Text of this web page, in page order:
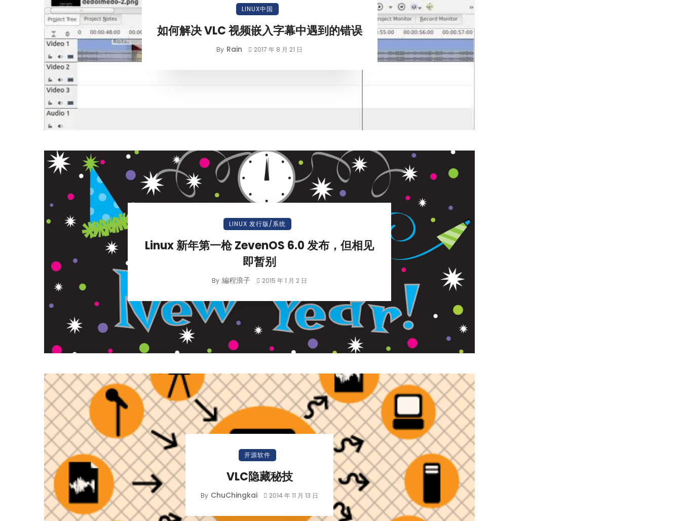
LINUX中国
如何解决 VLC 视频嵌入字幕中遇到的错误
By Rain 2017 年 8 月 21 日
LINUX 发行版/系统
Linux 新年第一枪 ZevenOS 6.0 发布，但相见
即暂别
By 編程浪子 2015 年 1 月 2 日
开源软件
VLC隐藏秘技
By ChuChingkai 2014 年 11 月 13 日